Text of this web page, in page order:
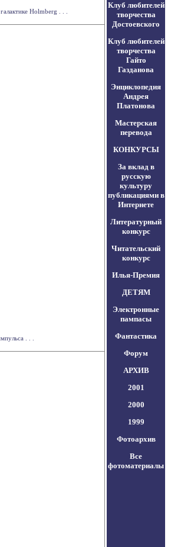
Holmberg . . .
. . .
Клуб любителей
творчества
Достоевского
Клуб любителей
творчества
Гайто
Газданова
Энциклопедия
Андрея
Платонова
Мастерская
перевода
КОНКУРСЫ
За вклад в
русскую
культуру
публикациями в
Интернете
Литературный
конкурс
Читательский
конкурс
Илья-Премия
ДЕТЯМ
Электронные
пампасы
Фантастика
Форум
АРХИВ
2001
2000
1999
Фотоархив
Все
фотоматериалы